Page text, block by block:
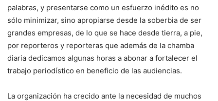
palabras, y presentarse como un esfuerzo inédito es no
sólo minimizar, sino apropiarse desde la soberbia de ser
grandes empresas, de lo que se hace desde tierra, a pie,
por reporteros y reporteras que además de la chamba
diaria dedicamos algunas horas a abonar a fortalecer el
trabajo periodístico en beneficio de las audiencias.
La organización ha crecido ante la necesidad de muchos